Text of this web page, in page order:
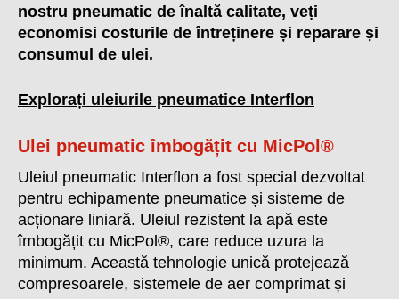
nostru pneumatic de înaltă calitate, veți
economisi costurile de întreținere și reparare și
consumul de ulei.
Explorați uleiurile pneumatice Interflon
Ulei pneumatic îmbogățit cu MicPol®
Uleiul pneumatic Interflon a fost special dezvoltat
pentru echipamente pneumatice și sisteme de
acționare liniară. Uleiul rezistent la apă este
îmbogățit cu MicPol®, care reduce uzura la
minimum. Această tehnologie unică protejează
compresoarele, sistemele de aer comprimat și